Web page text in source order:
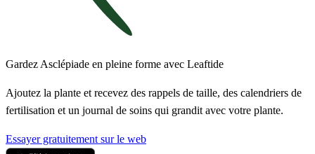
Gardez Asclépiade en pleine forme avec Leaftide
Ajoutez la plante et recevez des rappels de taille, des calendriers de
fertilisation et un journal de soins qui grandit avec votre plante.
Essayer gratuitement sur le web